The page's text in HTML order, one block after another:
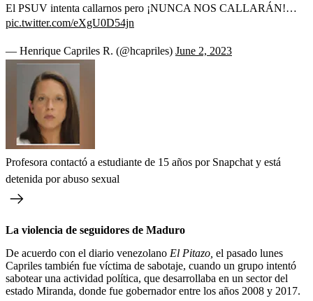
El PSUV intenta callarnos pero ¡NUNCA NOS CALLARÁN!…
pic.twitter.com/eXgU0D54jn
— Henrique Capriles R. (@hcapriles) June 2, 2023
Profesora contactó a estudiante de 15 años por Snapchat y está
detenida por abuso sexual
La violencia de seguidores de Maduro
De acuerdo con el diario venezolano El Pitazo, el pasado lunes
Capriles también fue víctima de sabotaje, cuando un grupo intentó
sabotear una actividad política, que desarrollaba en un sector del
estado Miranda, donde fue gobernador entre los años 2008 y 2017.